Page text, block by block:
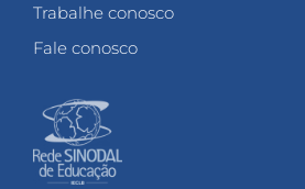
Trabalhe conosco
Fale conosco